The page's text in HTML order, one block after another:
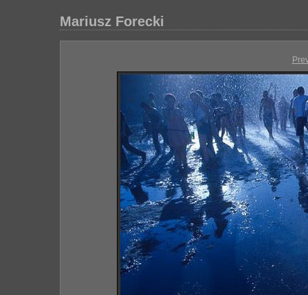
Mariusz Forecki